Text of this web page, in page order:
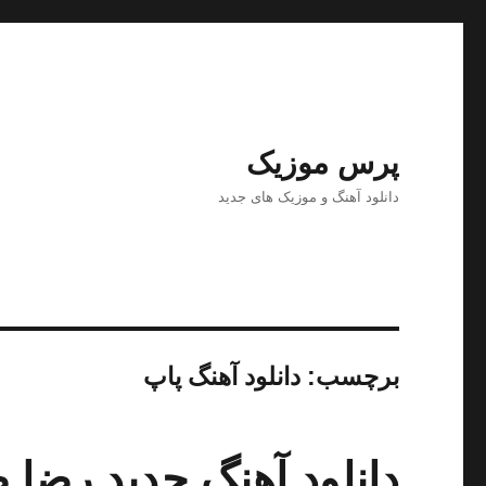
پرس موزیک
دانلود آهنگ و موزیک های جدید
برچسب:دانلود آهنگ پاپ